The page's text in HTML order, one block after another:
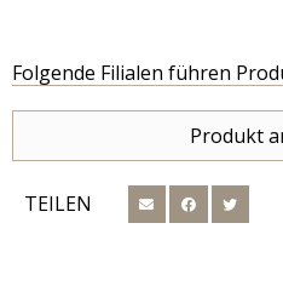
Folgende Filialen führen
Produkt
TEILEN